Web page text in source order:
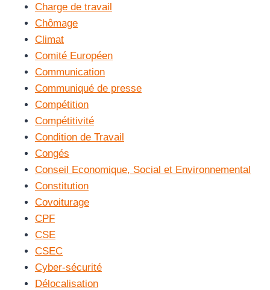
Charge de travail
Chômage
Climat
Comité Européen
Communication
Communiqué de presse
Compétition
Compétitivité
Condition de Travail
Congés
Conseil Economique, Social et Environnemental
Constitution
Covoiturage
CPF
CSE
CSEC
Cyber-sécurité
Délocalisation